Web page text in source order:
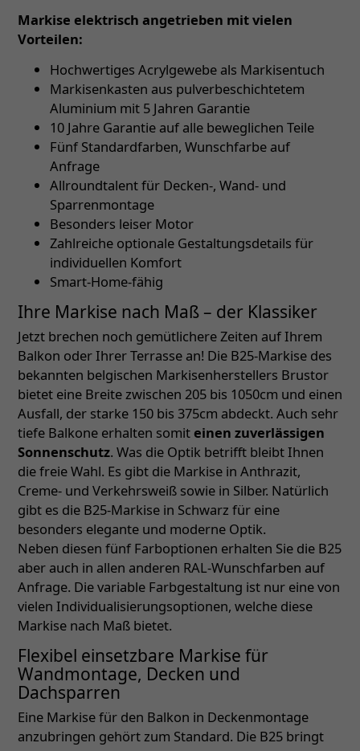
Markise elektrisch angetrieben mit vielen
Vorteilen:
Hochwertiges Acrylgewebe als Markisentuch
Markisenkasten aus pulverbeschichtetem
Aluminium mit 5 Jahren Garantie
10 Jahre Garantie auf alle beweglichen Teile
Fünf Standardfarben, Wunschfarbe auf
Anfrage
Allroundtalent für Decken-, Wand- und
Sparrenmontage
Besonders leiser Motor
Zahlreiche optionale Gestaltungsdetails für
individuellen Komfort
Smart-Home-fähig
Ihre Markise nach Maß – der Klassiker
Jetzt brechen noch gemütlichere Zeiten auf Ihrem
Balkon oder Ihrer Terrasse an! Die B25-Markise des
bekannten belgischen Markisenherstellers Brustor
bietet eine Breite zwischen 205 bis 1050cm und einen
Ausfall, der starke 150 bis 375cm abdeckt. Auch sehr
tiefe Balkone erhalten somit einen zuverlässigen
Sonnenschutz. Was die Optik betrifft bleibt Ihnen
die freie Wahl. Es gibt die Markise in Anthrazit,
Creme- und Verkehrsweiß sowie in Silber. Natürlich
gibt es die B25-Markise in Schwarz für eine
besonders elegante und moderne Optik.
Neben diesen fünf Farboptionen erhalten Sie die B25
aber auch in allen anderen RAL-Wunschfarben auf
Anfrage. Die variable Farbgestaltung ist nur eine von
vielen Individualisierungsoptionen, welche diese
Markise nach Maß bietet.
Flexibel einsetzbare Markise für
Wandmontage, Decken und
Dachsparren
Eine Markise für den Balkon in Deckenmontage
anzubringen gehört zum Standard. Die B25 bringt